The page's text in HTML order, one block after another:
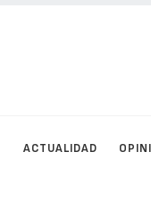
ACTUALIDAD